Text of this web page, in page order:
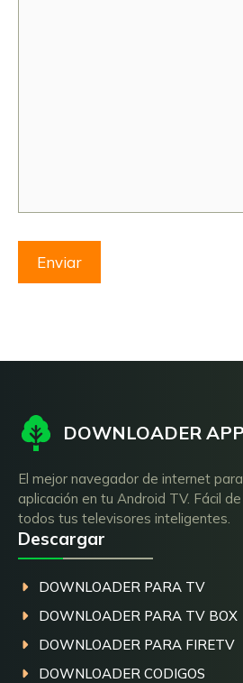
DOWNLOADER APP
El mejor navegador de internet
aplicación en tu Android TV. Fácil
todos tus televisores inteligentes.
Descargar
DOWNLOADER PARA TV
DOWNLOADER PARA TV BOX
DOWNLOADER PARA FIRETV
DOWNLOADER CODIGOS